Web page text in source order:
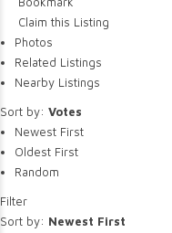
Claim this Listing
Photos
Related Listings
Nearby Listings
Sort by: Votes
Newest First
Oldest First
Random
Filter
Sort by: Newest First